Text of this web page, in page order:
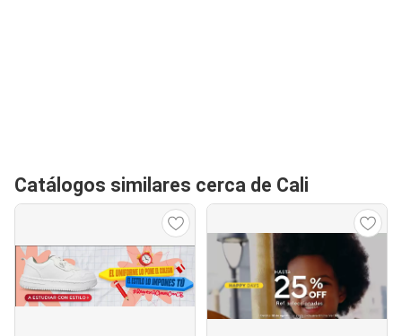
Catálogos similares cerca de Cali